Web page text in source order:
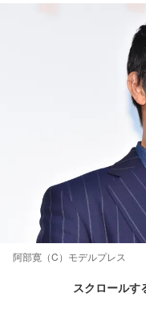
阿部寛（C）モデルプレス
スクロールす